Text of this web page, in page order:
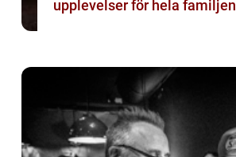
upplevelser för hela familjen